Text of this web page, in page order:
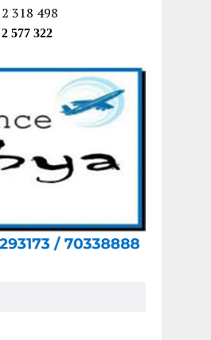
318 498
2 577 322